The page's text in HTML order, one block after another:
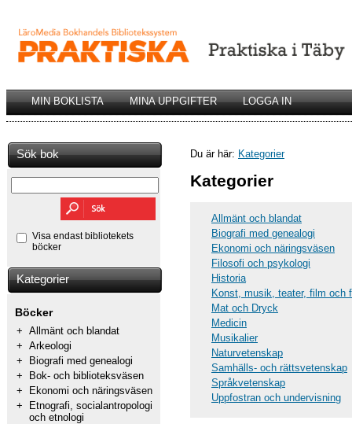
MIN BOKLISTA MINA UPPGIFTER LOGGA IN
Sök bok
Visa endast bibliotekets
böcker
Kategorier
Böcker
+ Allmänt och blandat
+ Arkeologi
+
Biografi med genealogi
+
Bok- och biblioteksväsen
+
Ekonomi och näringsväsen
+
Etnografi, socialantropologi
och etnologi
Du är här: Kategorier
Kategorier
Allmänt och blandat
Biografi med genealogi
Ekonomi och näringsväsen
Filosofi och psykologi
Historia
Konst, musik, teater, film och
Mat och Dryck
Medicin
Musikalier
Naturvetenskap
Samhälls- och rättsvetenskap
Språkvetenskap
Uppfostran och undervisning